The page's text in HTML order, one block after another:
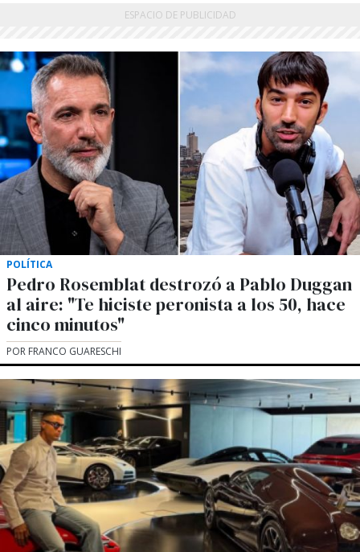
POLÍTICA
Pedro Rosemblat destrozó a Pablo Duggan
al aire: "Te hiciste peronista a los 50, hace
cinco minutos"
POR FRANCO GUARESCHI